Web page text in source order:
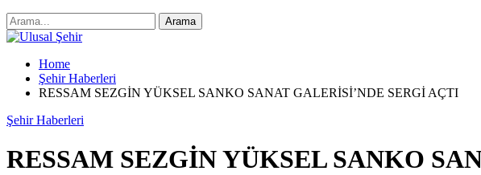
Home
Şehir Haberleri
RESSAM SEZGİN YÜKSEL SANKO SANAT GALERİSİ’NDE SERGİ AÇTI
Şehir Haberleri
RESSAM SEZGİN YÜKSEL SANKO